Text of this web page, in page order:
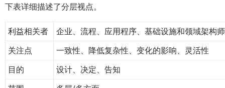
下表详细描述了分层视点。
利益相关者
企业、流程、应用程序、基础设施和领域架构师
关注点
一致性、降低复杂性、变化的影响、灵活性
目的
设计、决定、告知